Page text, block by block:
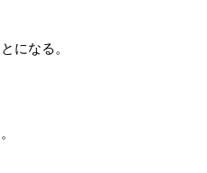
になる。